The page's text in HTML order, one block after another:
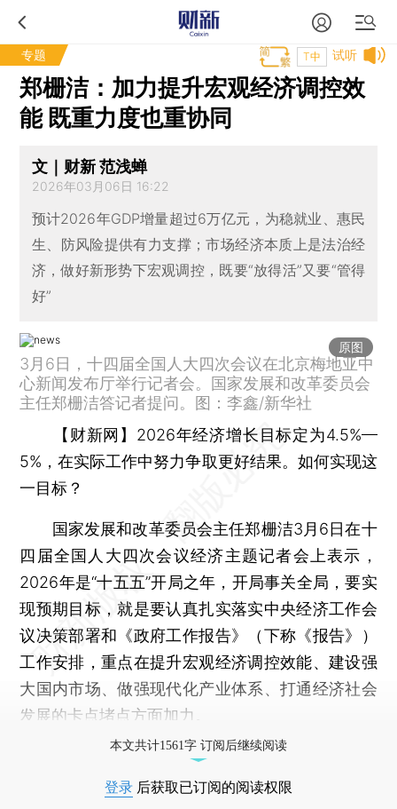
专题 试听
T中
郑栅洁：加力提升宏观经济调控效
能 既重力度也重协同
文｜财新 范浅蝉
2026年03月06日 16:22
预计2026年GDP增量超过6万亿元，为稳就业、惠民
生、防风险提供有力支撑；市场经济本质上是法治经
济，做好新形势下宏观调控，既要“放得活”又要“管得
好”
原图
3月6日，十四届全国人大四次会议在北京梅地亚中
心新闻发布厅举行记者会。国家发展和改革委员会
主任郑栅洁答记者提问。图：李鑫/新华社
【财新网】 2026年经济增长目标定为4.5%—
5%，在实际工作中努力争取更好结果。如何实现这
一目标？
国家发展和改革委员会主任郑栅洁3月6日在十
四届全国人大四次会议经济主题记者会上表示，
2026年是“十五五”开局之年，开局事关全局，要实
现预期目标，就是要认真扎实落实中央经济工作会
议决策部署和《政府工作报告》（下称《报告》）
工作安排，重点在提升宏观经济调控效能、建设强
大国内市场、做强现代化产业体系、打通经济社会
发展的卡点堵点方面加力。
本文共计1561字 订阅后继续阅读
登录 后获取已订阅的阅读权限